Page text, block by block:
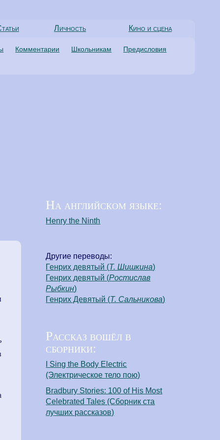
Личность Кино и сцена
Комментарии Школьникам
Предисловия
На английском языке:
Henry the Ninth
Другие переводы:
Генрих девятый (Т. Шишкина)
Генрих девятый (Ростислав
Рыбкин)
Генрих Девятый (Т. Сальникова)
Рассказ вошёл в
сборники:
I Sing the Body Electric
(Электрическое тело пою)
Bradbury Stories: 100 of His Most
Celebrated Tales (Сборник ста
лучших рассказов)